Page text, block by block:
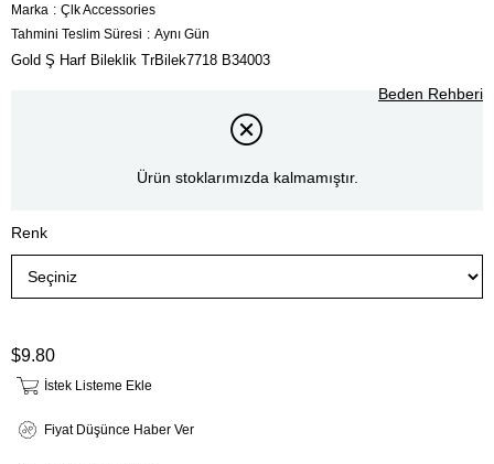
Marka : Çlk Accessories
Tahmini Teslim Süresi : Aynı Gün
Gold Ş Harf Bileklik TrBilek7718 B34003
Beden Rehberi
Ürün stoklarımızda kalmamıştır.
Renk
$9.80
İstek Listeme Ekle
Fiyat Düşünce Haber Ver